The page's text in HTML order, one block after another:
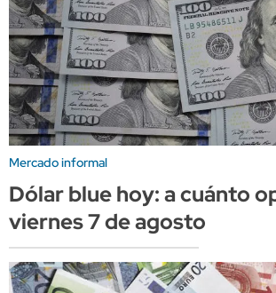
Mercado informal
Dólar blue hoy: a cuánto
viernes 7 de agosto